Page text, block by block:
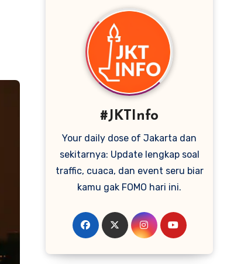
#JKTInfo
Your daily dose of Jakarta dan
sekitarnya: Update lengkap soal
traffic, cuaca, dan event seru biar
kamu gak FOMO hari ini.